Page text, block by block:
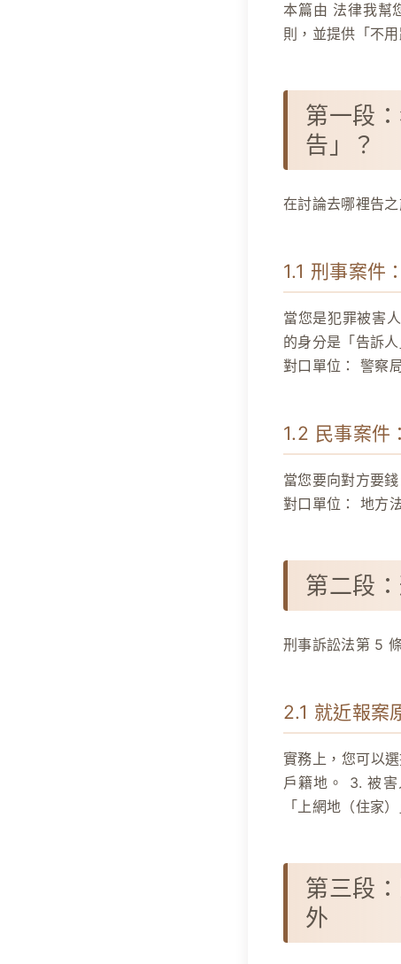
本篇由 法律我幫
則，並提供「不
第一段
告」？
在討論去哪裡告
1.1 刑事案件
當您是犯罪被害
的身分是「告訴人
對口單位：
警察
1.2 民事案
當您要向對方要
對口單位：
地方
第二段
刑事訴訟法第 5
2.1 就近報案
實務上，您可以
戶籍地。 3.被害
「上網地（住家
第三段
外